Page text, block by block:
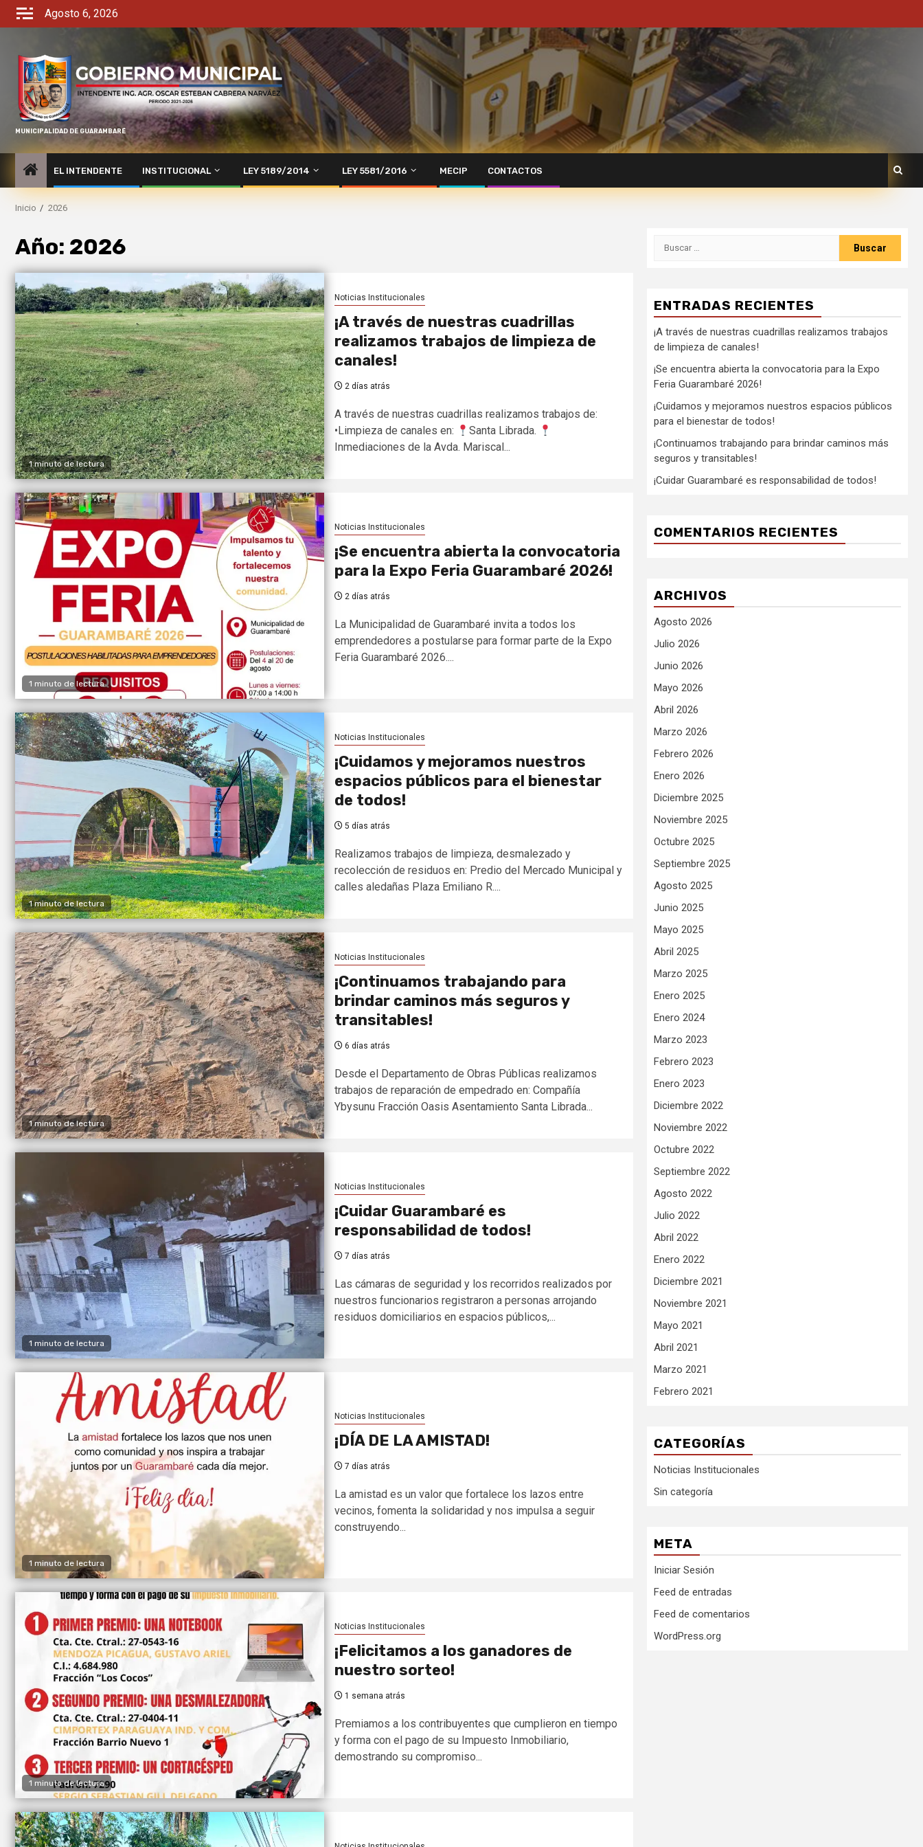
Agosto 6, 2026
MUNICIPALIDAD DE GUARAMBARÉ
EL INTENDENTE INSTITUCIONAL LEY 5189/2014 LEY 5581/2016 MECIP CONTACTOS
Inicio 2026
Año: 2026
1 minuto de lectura
Noticias Institucionales
¡A través de nuestras cuadrillas
realizamos trabajos de limpieza de
canales!
2 días atrás
A través de nuestras cuadrillas realizamos trabajos de:
•Limpieza de canales en:
Santa Librada.
Inmediaciones de la Avda. Mariscal...
1 minuto de lectura
Noticias Institucionales
¡Se encuentra abierta la convocatoria
para la Expo Feria Guarambaré 2026!
2 días atrás
La Municipalidad de Guarambaré invita a todos los
emprendedores a postularse para formar parte de la Expo
Feria Guarambaré 2026....
1 minuto de lectura
Noticias Institucionales
¡Cuidamos y mejoramos nuestros
espacios públicos para el bienestar
de todos!
5 días atrás
Realizamos trabajos de limpieza, desmalezado y
recolección de residuos en: Predio del Mercado Municipal y
calles aledañas Plaza Emiliano R....
1 minuto de lectura
Noticias Institucionales
¡Continuamos trabajando para
brindar caminos más seguros y
transitables!
6 días atrás
Desde el Departamento de Obras Públicas realizamos
trabajos de reparación de empedrado en: Compañía
Ybysunu Fracción Oasis Asentamiento Santa Librada...
1 minuto de lectura
Noticias Institucionales
¡Cuidar Guarambaré es
responsabilidad de todos!
7 días atrás
Las cámaras de seguridad y los recorridos realizados por
nuestros funcionarios registraron a personas arrojando
residuos domiciliarios en espacios públicos,...
1 minuto de lectura
Noticias Institucionales
¡DÍA DE LA AMISTAD!
7 días atrás
La amistad es un valor que fortalece los lazos entre
vecinos, fomenta la solidaridad y nos impulsa a seguir
construyendo...
1 minuto de lectura
Noticias Institucionales
¡Felicitamos a los ganadores de
nuestro sorteo!
1 semana atrás
Premiamos a los contribuyentes que cumplieron en tiempo
y forma con el pago de su Impuesto Inmobiliario,
demostrando su compromiso...
ENTRADAS RECIENTES
¡A través de nuestras cuadrillas realizamos trabajos
de limpieza de canales!
¡Se encuentra abierta la convocatoria para la Expo
Feria Guarambaré 2026!
¡Cuidamos y mejoramos nuestros espacios públicos
para el bienestar de todos!
¡Continuamos trabajando para brindar caminos más
seguros y transitables!
¡Cuidar Guarambaré es responsabilidad de todos!
COMENTARIOS RECIENTES
ARCHIVOS
Agosto 2026
Julio 2026
Junio 2026
Mayo 2026
Abril 2026
Marzo 2026
Febrero 2026
Enero 2026
Diciembre 2025
Noviembre 2025
Octubre 2025
Septiembre 2025
Agosto 2025
Junio 2025
Mayo 2025
Abril 2025
Marzo 2025
Enero 2025
Enero 2024
Marzo 2023
Febrero 2023
Enero 2023
Diciembre 2022
Noviembre 2022
Octubre 2022
Septiembre 2022
Agosto 2022
Julio 2022
Abril 2022
Enero 2022
Diciembre 2021
Noviembre 2021
Mayo 2021
Abril 2021
Marzo 2021
Febrero 2021
CATEGORÍAS
Noticias Institucionales
Sin categoría
META
Iniciar Sesión
Feed de entradas
Feed de comentarios
WordPress.org